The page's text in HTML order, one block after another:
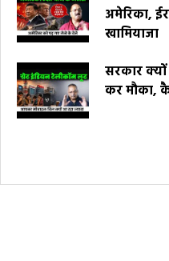
अमेरिका,
खामियाजा
सरकार क्यों
कर मौका,